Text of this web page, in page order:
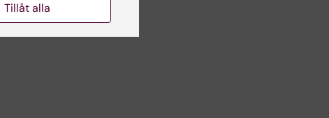
Tillåt alla